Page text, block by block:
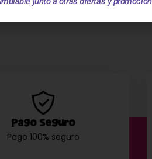
Pago Seguro
Pago 100% seguro